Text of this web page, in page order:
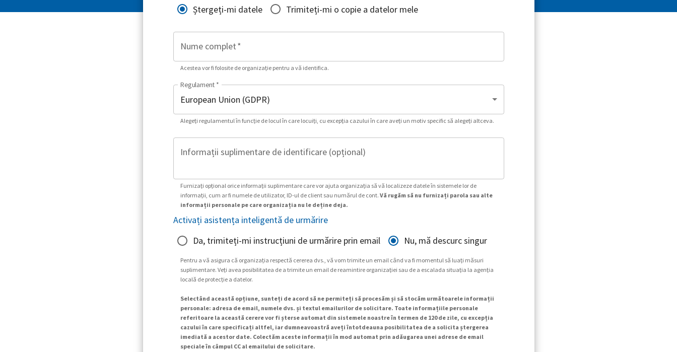
Ștergeți-mi datele
Trimiteți-mi o copie a datelor mele
Nume complet*
Acestea vor fi folosite de organizație pentru a vă identifica.
Regulament *
Alegeți regulamentul în funcție de locul în care locuiți, cu excepția cazului în care aveți un motiv specific să alegeți altceva.
Informații suplimentare de identificare (opțional)
Furnizați opțional orice informații suplimentare care vor ajuta organizația să vă localizeze datele în sistemele lor de
informații, cum ar fi numele de utilizator, ID-ul de client sau numărul de cont. Vă rugăm să nu furnizați parola sau alte
informații personale pe care organizația nu le deține deja.
Activați asistența inteligentă de urmărire
Da, trimiteți-mi instrucțiuni de urmărire prin email
Nu, mă descurc singur
Pentru a vă asigura că organizația respectă cererea dvs., vă vom trimite un email când va fi momentul să luați măsuri
suplimentare. Veți avea posibilitatea de a trimite un email de reamintire organizației sau de a escalada situația la agenția
locală de protecție a datelor.
Selectând această opțiune, sunteți de acord să ne permiteți să procesăm și să stocăm următoarele informații
personale: adresa de email, numele dvs. și textul emailurilor de solicitare. Toate informațiile personale
referitoare la această cerere vor fi șterse automat din sistemele noastre în termen de 120 de zile, cu excepția
cazului în care specificați altfel, iar dumneavoastră aveți întotdeauna posibilitatea de a solicita ștergerea
imediată a acestor date. Colectăm aceste informații în mod automat prin adăugarea unei adrese de email
speciale în câmpul CC al emailului de solicitare.